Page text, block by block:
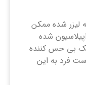
لیزر شده ممکن
شده
بی حس کننده
فرد به این